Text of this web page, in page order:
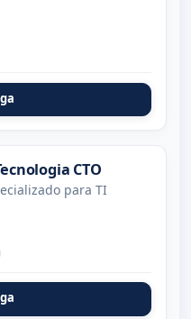
CTO
para TI